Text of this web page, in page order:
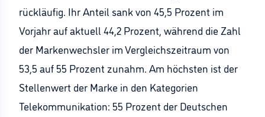
rückläufig. Ihr Anteil sank von 45,5 Prozent im
Vorjahr auf aktuell 44,2 Prozent, während die Zahl
der Markenwechsler im Vergleichszeitraum von
53,5 auf 55 Prozent zunahm. Am höchsten ist der
Stellenwert der Marke in den Kategorien
Telekommunikation: 55 Prozent der Deutschen